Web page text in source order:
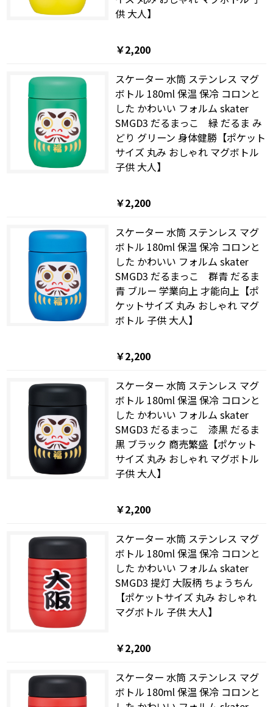
供 大人】
￥2,200
スケーター 水筒 ステンレス マグ
ボトル 180ml 保温 保冷 コロンと
した かわいい フォルム skater
SMGD3 だるまっこ 緑 だるま み
どり グリーン 身体健勝【ポケット
サイズ 丸み おしゃれ マグボトル
子供 大人】
￥2,200
スケーター 水筒 ステンレス マグ
ボトル 180ml 保温 保冷 コロンと
した かわいい フォルム skater
SMGD3 だるまっこ 群青 だるま
青 ブルー 学業向上 才能向上【ポ
ケットサイズ 丸み おしゃれ マグ
ボトル 子供 大人】
￥2,200
スケーター 水筒 ステンレス マグ
ボトル 180ml 保温 保冷 コロンと
した かわいい フォルム skater
SMGD3 だるまっこ 漆黒 だるま
黒 ブラック 商売繁盛【ポケット
サイズ 丸み おしゃれ マグボトル
子供 大人】
￥2,200
スケーター 水筒 ステンレス マグ
ボトル 180ml 保温 保冷 コロンと
した かわいい フォルム skater
SMGD3 提灯 大阪柄 ちょうちん
【ポケットサイズ 丸み おしゃれ
マグボトル 子供 大人】
￥2,200
スケーター 水筒 ステンレス マグ
ボトル 180ml 保温 保冷 コロンと